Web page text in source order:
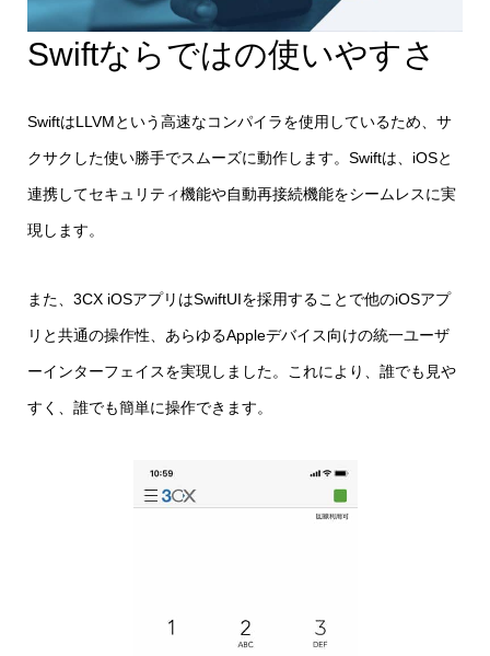
Swiftならではの使いやすさ
SwiftはLLVMという高速なコンパイラを使用しているため、サ
クサクした使い勝手でスムーズに動作します。Swiftは、iOSと
連携してセキュリティ機能や自動再接続機能をシームレスに実
現します。
また、3CX iOSアプリはSwiftUIを採用することで他のiOSアプ
リと共通の操作性、あらゆるAppleデバイス向けの統一ユーザ
ーインターフェイスを実現しました。これにより、誰でも見や
すく、誰でも簡単に操作できます。